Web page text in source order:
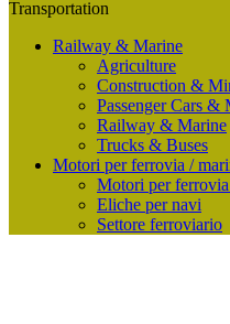
Transportation
Railway & Marine
Agriculture
Construction &
Passenger Cars &
Railway & Marine
Trucks & Buses
Motori per ferrovia /
Motori per
Eliche per navi
Settore ferroviario